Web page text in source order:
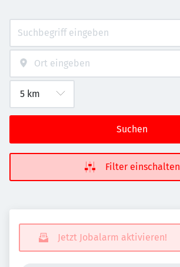
Suchen
Filter einschalten
Jetzt Jobalarm aktivieren!